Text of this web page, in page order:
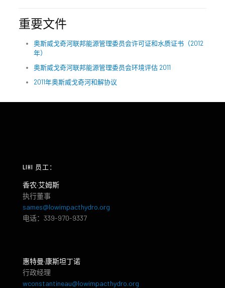
重要文件
奥斯威戈奇河联邦能源管理委员会许可证和水质证书（2012
年）
奥斯威戈奇河联邦能源管理委员会环境评估 2011
2011年奥斯威戈奇河和解协议
LIHI 员工：
香农·艾姆斯
执行董事
sames@lowimpacthydro.org
电话：339-970-9337
惠特曼·康斯坦丁诺
行政经理
wconstantineau@lowimpacthydro.org